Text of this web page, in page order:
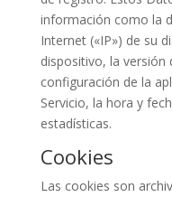
información como la
Internet («IP») de su
dispositivo, la versión
configuración de la
Servicio, la hora y
estadísticas.
Cookies
Las cookies son